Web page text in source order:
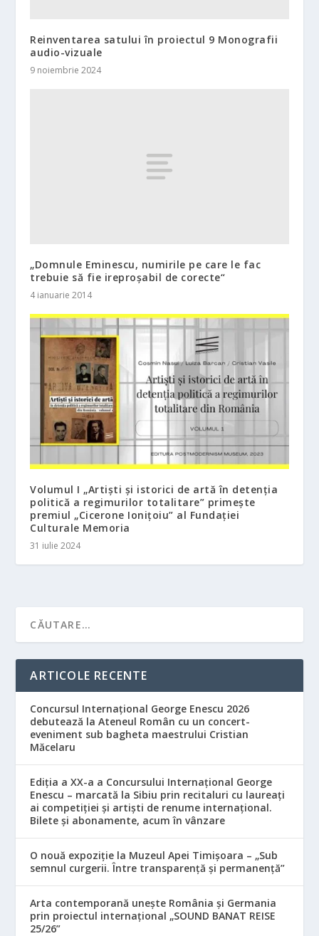
Reinventarea satului în proiectul 9 Monografii
audio-vizuale
9 noiembrie 2024
„Domnule Eminescu, numirile pe care le fac
trebuie să fie ireproşabil de corecte“
4 ianuarie 2014
Volumul I „Artiști și istorici de artă în detenția
politică a regimurilor totalitare” primește
premiul „Cicerone Ionițoiu” al Fundației
Culturale Memoria
31 iulie 2024
ARTICOLE RECENTE
Concursul Internațional George Enescu 2026
debutează la Ateneul Român cu un concert-
eveniment sub bagheta maestrului Cristian
Măcelaru
Ediția a XX-a a Concursului Internațional George
Enescu – marcată la Sibiu prin recitaluri cu laureați
ai competiției și artiști de renume internațional.
Bilete și abonamente, acum în vânzare
O nouă expoziție la Muzeul Apei Timișoara – „Sub
semnul curgerii. Între transparență și permanență”
Arta contemporană unește România și Germania
prin proiectul internațional „SOUND BANAT REISE
25/26”